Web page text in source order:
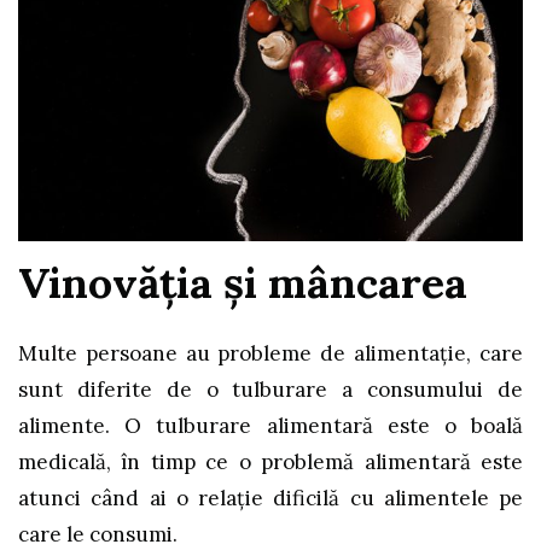
Vinovăția și mâncarea
Multe persoane au probleme de alimentație, care
sunt diferite de o tulburare a consumului de
alimente. O tulburare alimentară este o boală
medicală, în timp ce o problemă alimentară este
atunci când ai o relație dificilă cu alimentele pe
care le consumi.